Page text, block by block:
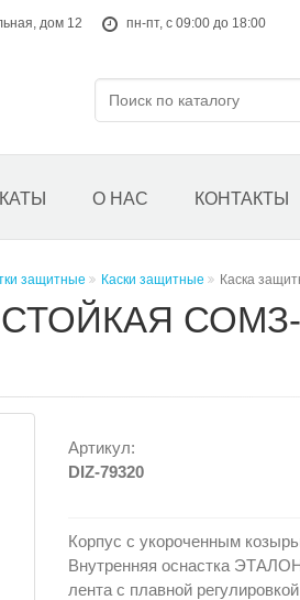
дом 12 пн-пт, с 09:00 до 18:00
О НАС КОНТАКТЫ
защитные Каски защитные Каска
СОМЗ-
Артикул:
DIZ-79320
Корпус с укороченным
Внутренняя оснастка
лента с плавной